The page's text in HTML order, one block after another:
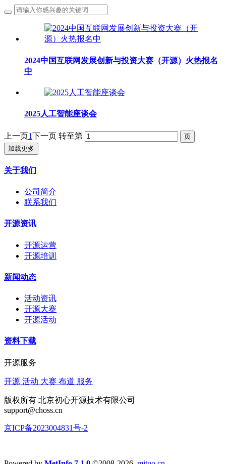
2024中国互联网发展创新与投资大赛（开源）火热报名
中
2025人工智能座谈会
上一页1下一页 转至第
加载更多
关于我们
公司简介
联系我们
开源资讯
开源运营
开源培训
新闻动态
活动资讯
开源大赛
开源活动
资料下载
开源服务
开源 活动 大赛 布道 服务
版权所有 北京初心开源技术有限公司
support@choss.cn
京ICP备2023004831号-2